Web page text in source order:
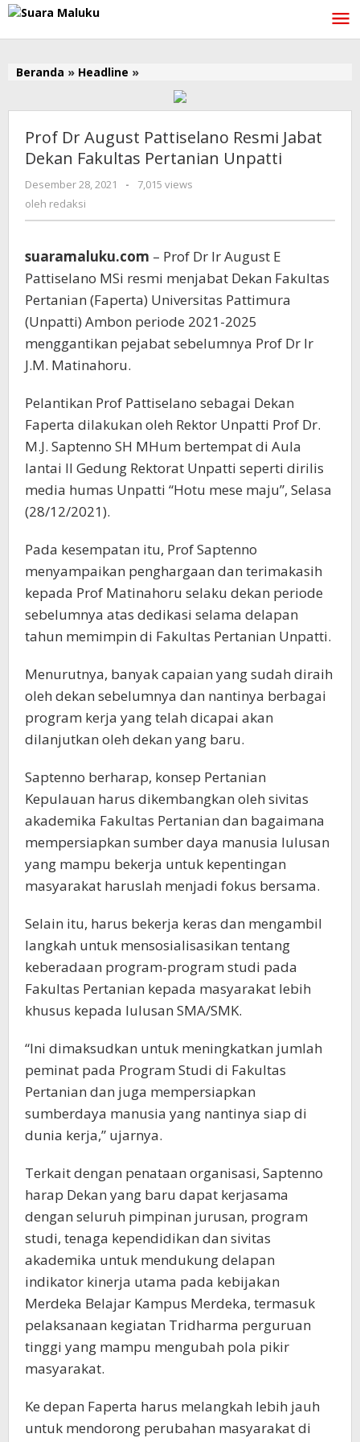
Lewati
konten
Beranda » Headline »
August
Resmi
Jabat
Fakultas
Unpatti
Prof Dr August Pattiselano Resmi Jabat
Dekan Fakultas Pertanian Unpatti
Desember 28, 2021
oleh
-
7,015 views
oleh redaksi
suaramaluku.com – Prof Dr Ir August E
Pattiselano MSi resmi menjabat Dekan Fakultas
Pertanian (Faperta) Universitas Pattimura
(Unpatti) Ambon periode 2021-2025
menggantikan pejabat sebelumnya Prof Dr Ir
J.M. Matinahoru.
Pelantikan Prof Pattiselano sebagai Dekan
Faperta dilakukan oleh Rektor Unpatti Prof Dr.
M.J. Saptenno SH MHum bertempat di Aula
lantai II Gedung Rektorat Unpatti seperti dirilis
media humas Unpatti “Hotu mese maju”, Selasa
(28/12/2021).
Pada kesempatan itu, Prof Saptenno
menyampaikan penghargaan dan terimakasih
kepada Prof Matinahoru selaku dekan periode
sebelumnya atas dedikasi selama delapan
tahun memimpin di Fakultas Pertanian Unpatti.
Menurutnya, banyak capaian yang sudah diraih
oleh dekan sebelumnya dan nantinya berbagai
program kerja yang telah dicapai akan
dilanjutkan oleh dekan yang baru.
Saptenno berharap, konsep Pertanian
Kepulauan harus dikembangkan oleh sivitas
akademika Fakultas Pertanian dan bagaimana
mempersiapkan sumber daya manusia lulusan
yang mampu bekerja untuk kepentingan
masyarakat haruslah menjadi fokus bersama.
Selain itu, harus bekerja keras dan mengambil
langkah untuk mensosialisasikan tentang
keberadaan program-program studi pada
Fakultas Pertanian kepada masyarakat lebih
khusus kepada lulusan SMA/SMK.
“Ini dimaksudkan untuk meningkatkan jumlah
peminat pada Program Studi di Fakultas
Pertanian dan juga mempersiapkan
sumberdaya manusia yang nantinya siap di
dunia kerja,” ujarnya.
Terkait dengan penataan organisasi, Saptenno
harap Dekan yang baru dapat kerjasama
dengan seluruh pimpinan jurusan, program
studi, tenaga kependidikan dan sivitas
akademika untuk mendukung delapan
indikator kinerja utama pada kebijakan
Merdeka Belajar Kampus Merdeka, termasuk
pelaksanaan kegiatan Tridharma perguruan
tinggi yang mampu mengubah pola pikir
masyarakat.
Ke depan Faperta harus melangkah lebih jauh
untuk mendorong perubahan masyarakat di